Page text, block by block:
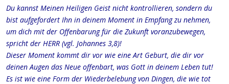
Du kannst Meinen Heiligen Geist nicht kontrollieren, sondern du
bist aufgefordert Ihn in deinem Moment in Empfang zu nehmen,
um dich mit der Offenbarung für die Zukunft voranzubewegen,
spricht der HERR (vgl. Johannes 3,8)!
Dieser Moment kommt dir vor wie eine Art Geburt, die dir vor
deinen Augen das Neue offenbart, was Gott in deinem Leben tut!
Es ist wie eine Form der Wiederbelebung von Dingen, die wie tot